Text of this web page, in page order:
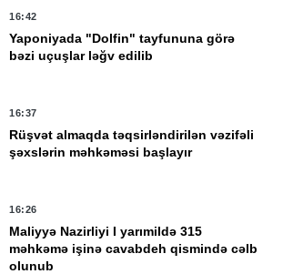
16:42
Yaponiyada "Dolfin" tayfununa görə
bəzi uçuşlar ləğv edilib
16:37
Rüşvət almaqda təqsirləndirilən vəzifəli
şəxslərin məhkəməsi başlayır
16:26
Maliyyə Nazirliyi I yarımildə 315
məhkəmə işinə cavabdeh qismində cəlb
olunub